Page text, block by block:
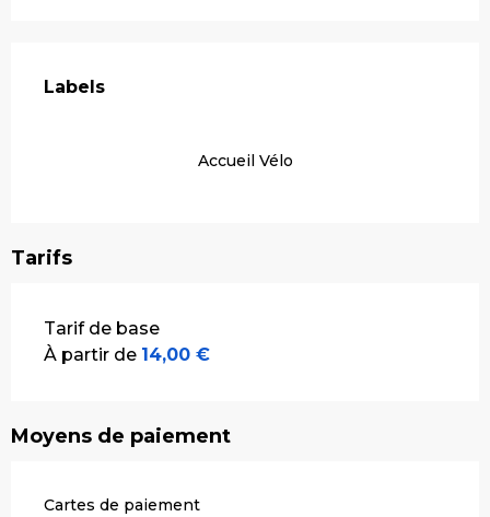
Labels
Labels
Accueil Vélo
Tarifs
Tarifs 2026
Tarif de base
À partir de 14,00 €
Moyens de paiement
Cartes de paiement